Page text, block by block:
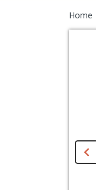
Home